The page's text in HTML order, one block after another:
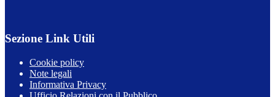
Sezione Link Utili
Cookie policy
Note legali
Informativa Privacy